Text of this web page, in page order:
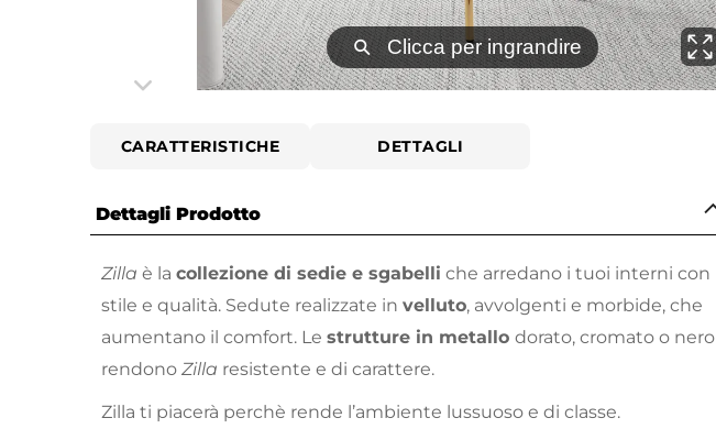
⚲ Clicca per ingrandire
CARATTERISTICHE DETTAGLI
Dettagli Prodotto
Zilla è la collezione di sedie e sgabelli che arredano i tuoi interni con
stile e qualità. Sedute realizzate in velluto, avvolgenti e morbide, che
aumentano il comfort. Le strutture in metallo dorato, cromato o nero
rendono Zilla resistente e di carattere.
Zilla ti piacerà perchè rende l’ambiente lussuoso e di classe.